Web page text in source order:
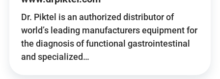
Dr. Piktel is an authorized distributor of
world’s leading manufacturers equipment for
the diagnosis of functional gastrointestinal
and specialized…